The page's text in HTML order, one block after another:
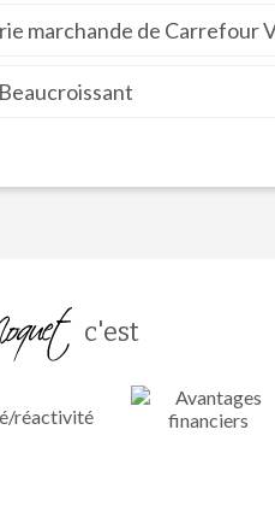
marchande de Carrefour
c'est